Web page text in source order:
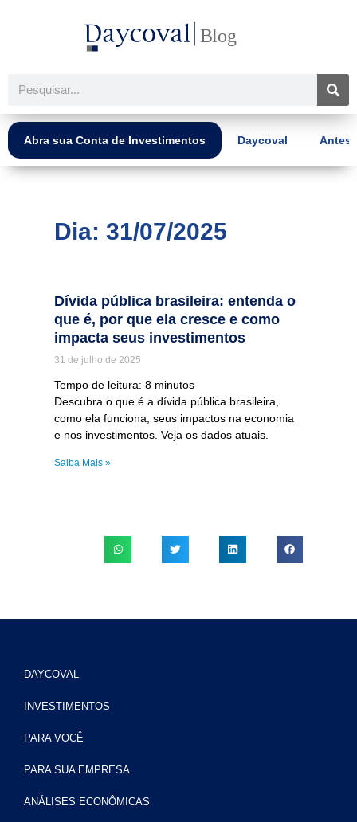
Pesquisar
Abra sua Conta de Investimentos Daycoval Antes
Dia: 31/07/2025
Dívida pública brasileira: entenda o
que é, por que ela cresce e como
impacta seus investimentos
31 de julho de 2025
Tempo de leitura: 8 minutos
Descubra o que é a dívida pública brasileira,
como ela funciona, seus impactos na economia
e nos investimentos. Veja os dados atuais.
Saiba Mais »
DAYCOVAL
INVESTIMENTOS
PARA VOCÊ
PARA SUA EMPRESA
ANÁLISES ECONÔMICAS